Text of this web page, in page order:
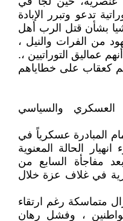
تدعو وتبرر الإبادة
بشأن قتل الرب أهل
من الفرات والنيل ،
عماليق التوراتيين ،.
كعقاب على خطاياهم
والسياسي
المبادرة عسكرياً في
الحالة المعنوية
بعد مفاجأة السابع من
في غلاف عزة خلال
متماسكة رغم ارتقاء
، وفشل رهان